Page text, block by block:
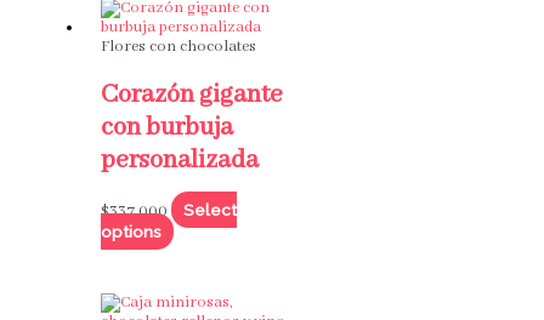
Flores con chocolates
Corazón gigante
con burbuja
personalizada
$337,000
Select
options